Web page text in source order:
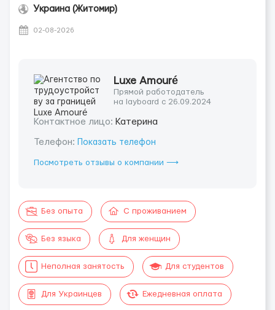
Украина (Житомир)
02-08-2026
Luxe Amouré
Прямой работодатель
на layboard с 26.09.2024
Контактное лицо: Катерина
Телефон: Показать телефон
Посмотреть отзывы о компании ⟶
Без опыта С проживанием
Без языка Для женщин
Неполная занятость Для студентов
Для Украинцев Ежедневная оплата